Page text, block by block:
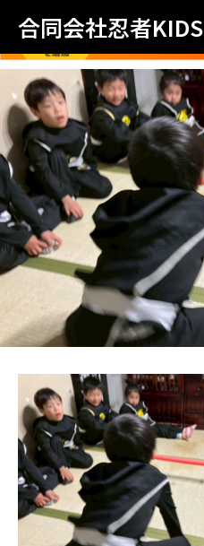
合同会社忍者KIDS